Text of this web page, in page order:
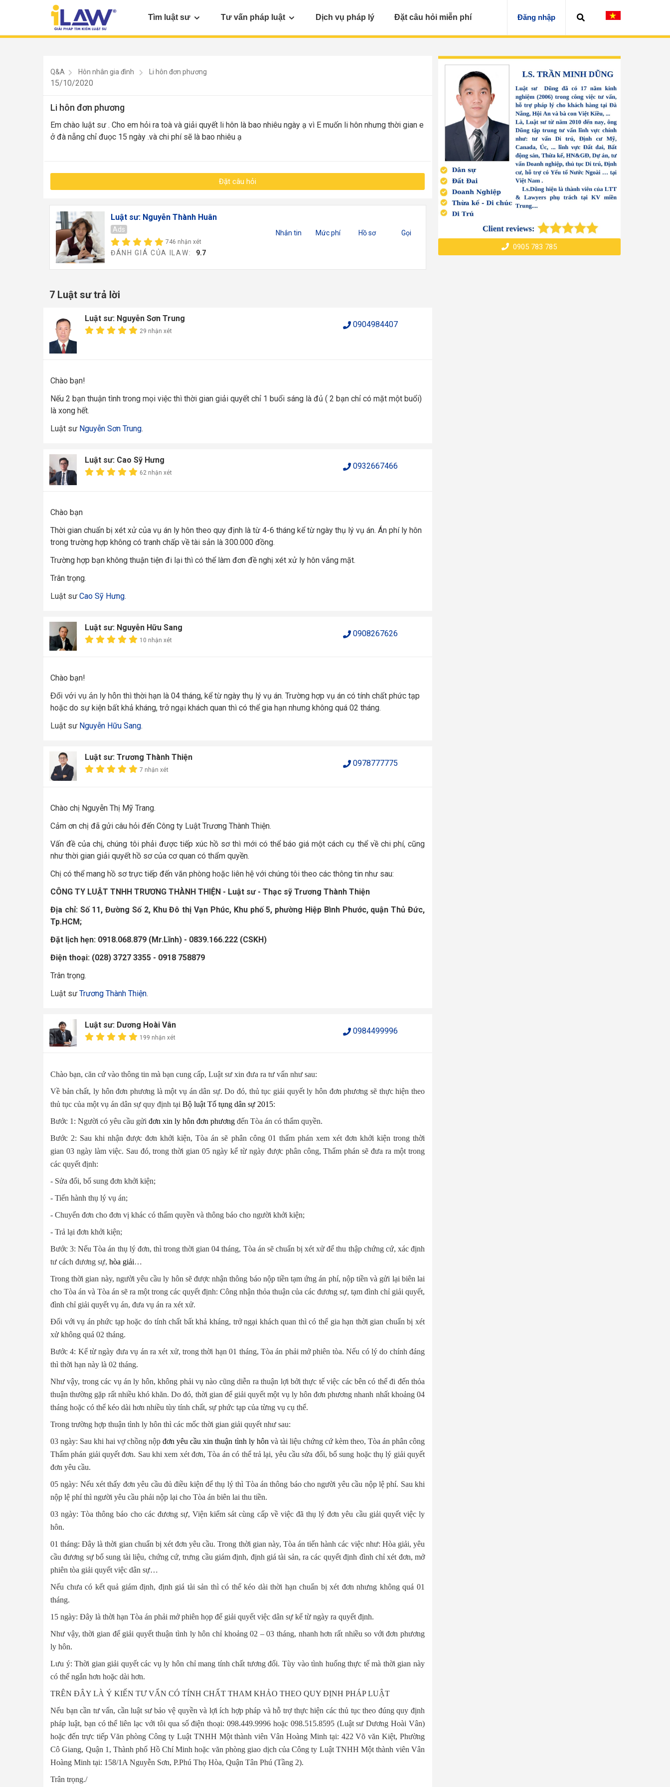
Tìm luật sư Tư vấn pháp luật Dịch vụ pháp lý Đặt câu hỏi miễn phí Đăng nhập
Q&A Hôn nhân gia đình Li hôn đơn phương
15/10/2020
Li hôn đơn phương
Em chào luật sư . Cho em hỏi ra toà và giải quyết li hôn là bao nhiêu ngày ạ vì E muốn li hôn nhưng thời gian e
ở đà nẵng chỉ đuọc 15 ngày .và chi phí sẽ là bao nhiêu ạ
Đặt câu hỏi
Luật sư: Nguyễn Thành Huân
Ads
746 nhận xét
ĐÁNH GIÁ CỦA ILAW: 9.7
Nhắn tin Mức phí Hồ sơ Gọi
7 Luật sư trả lời
Luật sư: Nguyễn Sơn Trung
29 nhận xét
0904984407
Chào bạn!
Nếu 2 bạn thuận tình trong mọi việc thì thời gian giải quyết chỉ 1 buổi sáng là đủ ( 2 bạn chỉ có mặt một buổi)
là xong hết.
Luật sư Nguyễn Sơn Trung.
Luật sư: Cao Sỹ Hưng
62 nhận xét
0932667466
Chào bạn
Thời gian chuẩn bị xét xử của vụ án ly hôn theo quy định là từ 4-6 tháng kể từ ngày thụ lý vụ án. Án phí ly hôn
trong trường hợp không có tranh chấp về tài sản là 300.000 đồng.
Trường hợp bạn không thuận tiện đi lại thì có thể làm đơn đề nghị xét xử ly hôn vắng mặt.
Trân trọng.
Luật sư Cao Sỹ Hưng.
Luật sư: Nguyễn Hữu Sang
10 nhận xét
0908267626
Chào bạn!
Đối với vụ án ly hôn thì thời hạn là 04 tháng, kể từ ngày thụ lý vụ án. Trường hợp vụ án có tính chất phức tạp
hoặc do sự kiện bất khả kháng, trở ngại khách quan thì có thể gia hạn nhưng không quá 02 tháng.
Luật sư Nguyễn Hữu Sang.
Luật sư: Trương Thành Thiện
7 nhận xét
0978777775
Chào chị Nguyễn Thị Mỹ Trang.
Cảm ơn chị đã gửi câu hỏi đến Công ty Luật Trương Thành Thiện.
Vấn đề của chị, chúng tôi phải được tiếp xúc hồ sơ thì mới có thể báo giá một cách cụ thể về chi phí, cũng
như thời gian giải quyết hồ sơ của cơ quan có thẩm quyền.
Chị có thể mang hồ sơ trực tiếp đến văn phòng hoặc liên hệ với chúng tôi theo các thông tin như sau:
CÔNG TY LUẬT TNHH TRƯƠNG THÀNH THIỆN - Luật sư - Thạc sỹ Trương Thành Thiện
Địa chỉ: Số 11, Đường Số 2, Khu Đô thị Vạn Phúc, Khu phố 5, phường Hiệp Bình Phước, quận Thủ Đức,
Tp.HCM;
Đặt lịch hẹn: 0918.068.879 (Mr.Lĩnh) - 0839.166.222 (CSKH)
Điện thoại: (028) 3727 3355 - 0918 758879
Trân trọng.
Luật sư Trương Thành Thiện.
Luật sư: Dương Hoài Vân
199 nhận xét
0984499996
Chào bạn, căn cứ vào thông tin mà bạn cung cấp, Luật sư xin đưa ra tư vấn như sau:
Về bản chất, ly hôn đơn phương là một vụ án dân sự. Do đó, thủ tục giải quyết ly hôn đơn phương sẽ thực hiện theo
thủ tục của một vụ án dân sự quy định tại Bộ luật Tố tụng dân sự 2015:
Bước 1: Người có yêu cầu gửi đơn xin ly hôn đơn phương đến Tòa án có thẩm quyền.
Bước 2: Sau khi nhận được đơn khởi kiện, Tòa án sẽ phân công 01 thẩm phán xem xét đơn khởi kiện trong thời
gian 03 ngày làm việc. Sau đó, trong thời gian 05 ngày kể từ ngày được phân công, Thẩm phán sẽ đưa ra một trong
các quyết định:
- Sửa đổi, bổ sung đơn khởi kiện;
- Tiến hành thụ lý vụ án;
- Chuyển đơn cho đơn vị khác có thẩm quyền và thông báo cho người khởi kiện;
- Trả lại đơn khởi kiện;
Bước 3: Nếu Tòa án thụ lý đơn, thì trong thời gian 04 tháng, Tòa án sẽ chuẩn bị xét xử để thu thập chứng cứ, xác định
tư cách đương sự, hòa giải…
Trong thời gian này, người yêu cầu ly hôn sẽ được nhận thông báo nộp tiền tạm ứng án phí, nộp tiền và gửi lại biên lai
cho Tòa án và Tòa án sẽ ra một trong các quyết định: Công nhận thỏa thuận của các đương sự, tạm đình chỉ giải quyết,
đình chỉ giải quyết vụ án, đưa vụ án ra xét xử.
Đối với vụ án phức tạp hoặc do tính chất bất khả kháng, trở ngại khách quan thì có thể gia hạn thời gian chuẩn bị xét
xử không quá 02 tháng.
Bước 4: Kể từ ngày đưa vụ án ra xét xử, trong thời hạn 01 tháng, Tòa án phải mở phiên tòa. Nếu có lý do chính đáng
thì thời hạn này là 02 tháng.
Như vậy, trong các vụ án ly hôn, không phải vụ nào cũng diễn ra thuận lợi bởi thực tế việc các bên có thể đi đến thỏa
thuận thường gặp rất nhiều khó khăn. Do đó, thời gian để giải quyết một vụ ly hôn đơn phương nhanh nhất khoảng 04
tháng hoặc có thể kéo dài hơn nhiều tùy tính chất, sự phức tạp của từng vụ cụ thể.
Trong trường hợp thuận tình ly hôn thì các mốc thời gian giải quyết như sau:
03 ngày: Sau khi hai vợ chồng nộpđơn yêu cầu xin thuận tình ly hôn và tài liệu chứng cứ kèm theo, Tòa án phân công
Thẩm phán giải quyết đơn. Sau khi xem xét đơn, Tòa án có thể trả lại, yêu cầu sửa đổi, bổ sung hoặc thụ lý giải quyết
đơn yêu cầu.
05 ngày: Nếu xét thấy đơn yêu cầu đủ điều kiện để thụ lý thì Tòa án thông báo cho người yêu cầu nộp lệ phí. Sau khi
nộp lệ phí thì người yêu cầu phải nộp lại cho Tòa án biên lai thu tiền.
03 ngày: Tòa thông báo cho các đương sự, Viện kiểm sát cùng cấp về việc đã thụ lý đơn yêu cầu giải quyết việc ly
hôn.
01 tháng: Đây là thời gian chuẩn bị xét đơn yêu cầu. Trong thời gian này, Tòa án tiến hành các việc như: Hòa giải, yêu
cầu đương sự bổ sung tài liệu, chứng cứ, trưng cầu giám định, định giá tài sản, ra các quyết định đình chỉ xét đơn, mở
phiên tòa giải quyết việc dân sự…
Nếu chưa có kết quả giám định, định giá tài sản thì có thể kéo dài thời hạn chuẩn bị xét đơn nhưng không quá 01
tháng.
15 ngày: Đây là thời hạn Tòa án phải mở phiên họp để giải quyết việc dân sự kể từ ngày ra quyết định.
Như vậy, thời gian để giải quyết thuận tình ly hôn chỉ khoảng 02 – 03 tháng, nhanh hơn rất nhiều so với đơn phương
ly hôn.
Lưu ý: Thời gian giải quyết các vụ ly hôn chỉ mang tính chất tương đối. Tùy vào tình huống thực tế mà thời gian này
có thể ngắn hơn hoặc dài hơn.
TRÊN ĐÂY LÀ Ý KIẾN TƯ VẤN CÓ TÍNH CHẤT THAM KHẢO THEO QUY ĐỊNH PHÁP LUẬT
Nếu bạn cần tư vấn, cần luật sư bảo vệ quyền và lợi ích hợp pháp và hỗ trợ thực hiện các thủ tục theo đúng quy định
pháp luật, bạn có thể liên lạc với tôi qua số điện thoại: 098.449.9996 hoặc 098.515.8595 (Luật sư Dương Hoài Vân)
hoặc đến trực tiếp Văn phòng Công ty Luật TNHH Một thành viên Vân Hoàng Minh tại: 422 Võ văn Kiệt, Phường
Cô Giang, Quận 1, Thành phố Hồ Chí Minh hoặc văn phòng giao dịch của Công ty Luật TNHH Một thành viên Vân
Hoàng Minh tại: 158/1A Nguyễn Sơn, P.Phú Thọ Hòa, Quận Tân Phú (Tầng 2).
Trân trọng./
0905 783 785